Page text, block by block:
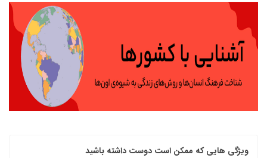
ویژگی هایی که ممکن است دوست داشته باشید